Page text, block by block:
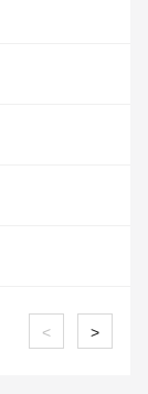
< >